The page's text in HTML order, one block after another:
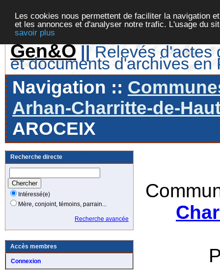
Les cookies nous permettent de faciliter la navigation
et les annonces et d'analyser notre trafic. L'usage du
savoir plus
Gen&O || Relevés d'actes
et documents d'archives en
Navigation ::
Arhan-Charritte-de-
AROCEIX
Recherche directe
Intéressé(e)
Mère, conjoint, témoins, parrain...
Recherche avancée
Accès membres
Connexion